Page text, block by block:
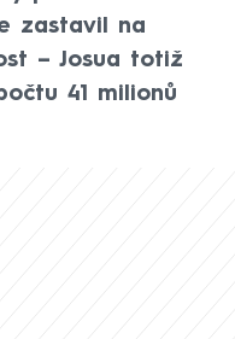
zastavil na
– Josua totiž
41 milionů